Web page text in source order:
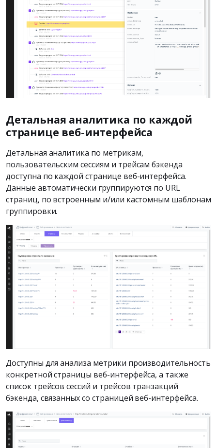
Детальная аналитика по каждой
странице веб-интерфейса
Детальная аналитика по метрикам,
пользовательским сессиям и трейсам бэкенда
доступна по каждой странице веб-интерфейса.
Данные автоматически группируются по URL
страниц, по встроенным и/или кастомным шаблонам
группировки.
Доступны для анализа метрики производительность
конкретной страницы веб-интерфейса, а также
список трейсов сессий и трейсов транзакций
бэкенда, связанных со страницей веб-интерфейса.